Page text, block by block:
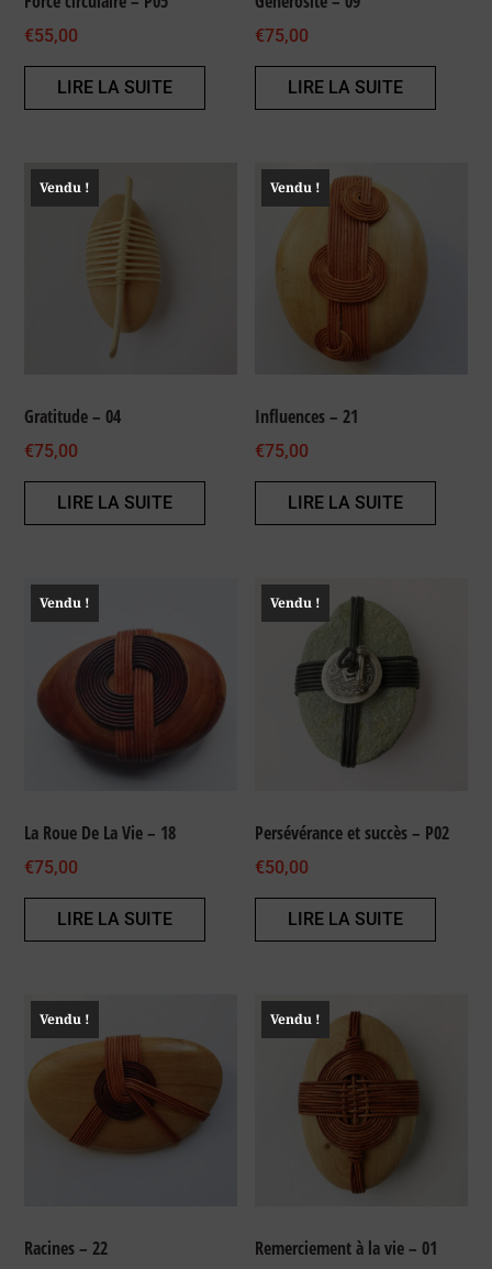
€55,00
LIRE LA SUITE
€75,00
LIRE LA SUITE
Vendu !
Gratitude – 04
€75,00
LIRE LA SUITE
Vendu !
Influences – 21
€75,00
LIRE LA SUITE
Vendu !
La Roue De La Vie – 18
€75,00
LIRE LA SUITE
Vendu !
Persévérance et succès – P02
€50,00
LIRE LA SUITE
Vendu !
Racines – 22
Vendu !
Remerciement à la vie – 01